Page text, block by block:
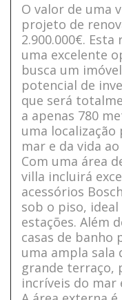
O valor de uma
projeto de
2.900.000€.
uma excelente
busca um
potencial de
que será
a apenas 780
uma
mar e da vida
Com uma área
villa incluirá
acessórios
sob o piso,
estações. Além
casas de banho
uma ampla sala
grande terraço,
incríveis do mar